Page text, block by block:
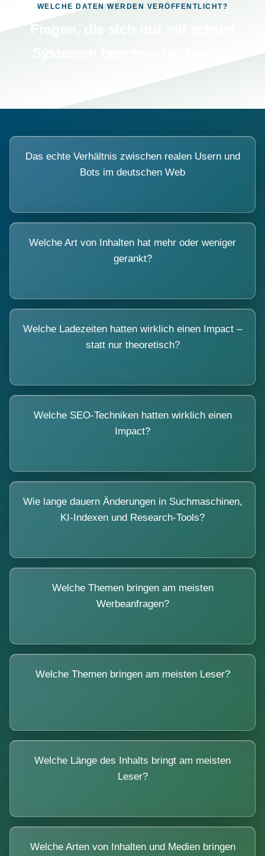
WELCHE DATEN WERDEN VERÖFFENTLICHT?
Das echte Verhältnis zwischen realen Usern und
Bots im deutschen Web
Welche Art von Inhalten hat mehr oder weniger
gerankt?
Welche Ladezeiten hatten wirklich einen Impact –
statt nur theoretisch?
Welche SEO-Techniken hatten wirklich einen
Impact?
Wie lange dauern Änderungen in Suchmaschinen,
KI-Indexen und Research-Tools?
Welche Themen bringen am meisten
Werbeanfragen?
Welche Themen bringen am meisten Leser?
Welche Länge des Inhalts bringt am meisten
Leser?
Welche Arten von Inhalten und Medien bringen